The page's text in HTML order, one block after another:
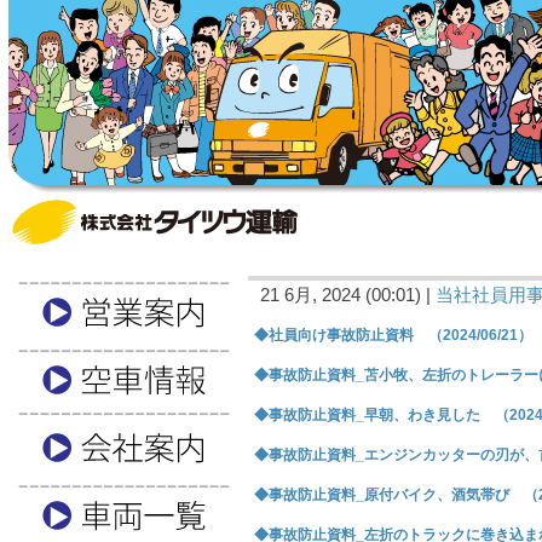
21 6月, 2024 (00:01) | 当社社員用
◆社員向け事故防止資料 （2024/06/21）
◆事故防止資料_苫小牧、左折のトレーラ
◆事故防止資料_早朝、わき見した （
◆事故防止資料_エンジンカッターの刃が
◆事故防止資料_原付バイク、酒気帯び （
◆事故防止資料_左折のトラックに巻き込